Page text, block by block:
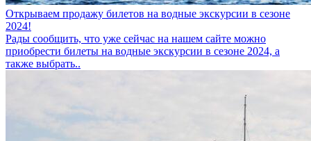
Открываем продажу билетов на водные экскурсии в сезоне
2024!
Рады сообщить, что уже сейчас на нашем сайте можно
приобрести билеты на водные экскурсии в сезоне 2024, а
также выбрать..